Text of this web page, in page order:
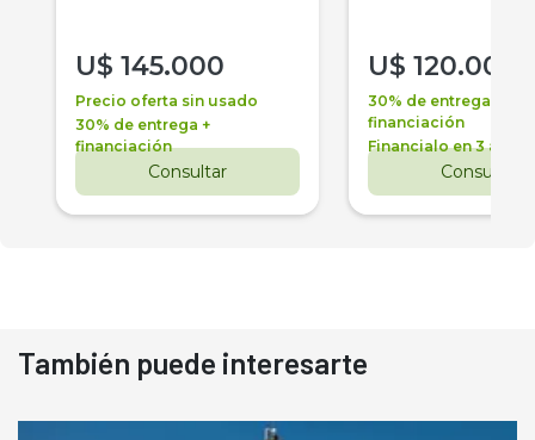
U$ 145.000
Precio oferta sin usado
30% de entrega +
financiación
Consultar
U$ 120.000
30% de entrega +
financiación
Financialo en 3 años
Consultar
También puede interesarte